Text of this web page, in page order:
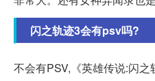
闪之轨迹3会有psv吗?
不会有PSV,《英雄传说:闪